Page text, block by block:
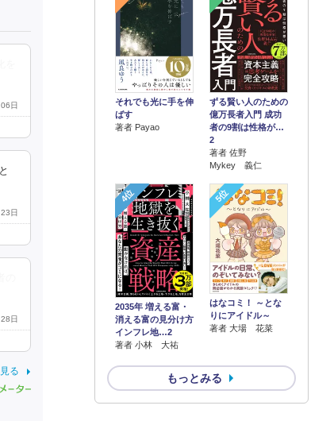
日
日
日
る
それでも光に手を伸
ばす
著者 Payao
ずる賢い人のための
億万長者入門 成功
者の9割は性格が…
2
著者 佐野
Mykey 義仁
4位
2035年 増える富・
消える富の見分け方
インフレ地…2
著者 小林 大祐
5位
はなコミ！ ～とな
りにアイドル～
著者 大場 花菜
もっとみる